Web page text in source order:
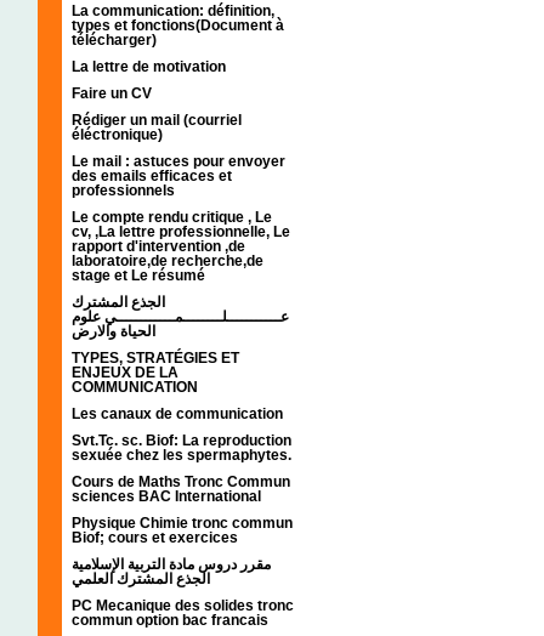
La communication: définition,
types et fonctions(Document à
télécharger)
La lettre de motivation
Faire un CV
Rédiger un mail (courriel
éléctronique)
Le mail : astuces pour envoyer
des emails efficaces et
professionnels
Le compte rendu critique , Le
cv, ,La lettre professionnelle, Le
rapport d'intervention ,de
laboratoire,de recherche,de
stage et Le résumé
الجذع المشترك
عـــــــــــلــــــــمــــــــــــي علوم
الحياة والارض
TYPES, STRATÉGIES ET
ENJEUX DE LA
COMMUNICATION
Les canaux de communication
Svt.Tc. sc. Biof: La reproduction
sexuée chez les spermaphytes.
Cours de Maths Tronc Commun
sciences BAC International
Physique Chimie tronc commun
Biof; cours et exercices
مقرر دروس مادة التربية الإسلامية
الجذع المشترك العلمي
PC Mecanique des solides tronc
commun option bac francais